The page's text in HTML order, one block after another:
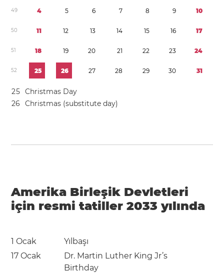
49 4 5 6 7 8 9 10
50 11 12 13 14 15 16 17
51 18 19 20 21 22 23 24
52 25 26 27 28 29 30 31
25 Christmas Day
26 Christmas (substitute day)
Amerika Birleşik Devletleri
için resmi tatiller 2033 yılında
1 Ocak
Yılbaşı
17 Ocak
Dr. Martin Luther King Jr’s
Birthday